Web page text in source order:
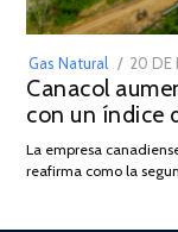
Gas Natural
ON
20 DE
Canacol
con un índice
La empresa
reafirma como la